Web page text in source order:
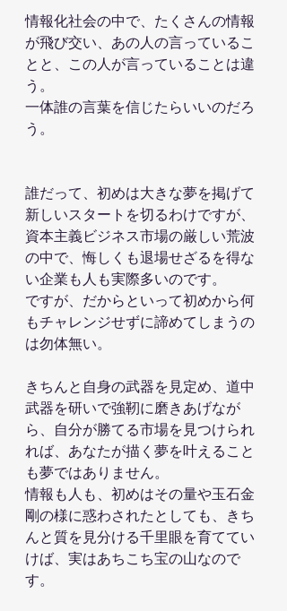
情報化社会の中で、たくさんの情報
が飛び交い、あの人の言っているこ
とと、この人が言っていることは違
う。
一体誰の言葉を信じたらいいのだろ
う。
誰だって、初めは大きな夢を掲げて
新しいスタートを切るわけですが、
資本主義ビジネス市場の厳しい荒波
の中で、悔しくも退場せざるを得な
い企業も人も実際多いのです。
ですが、だからといって初めから何
もチャレンジせずに諦めてしまうの
は勿体無い。
きちんと自身の武器を見定め、道中
武器を研いで強靭に磨きあげなが
ら、自分が勝てる市場を見つけられ
れば、あなたが描く夢を叶えること
も夢ではありません。
情報も人も、初めはその量や玉石金
剛の様に惑わされたとしても、きち
んと質を見分ける千里眼を育ててい
けば、実はあちこち宝の山なので
す。